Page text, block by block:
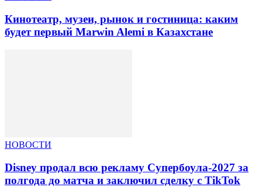
Кинотеатр, музеи, рынок и гостиница: каким
будет первый Marwin Alemi в Казахстане
НОВОСТИ
Disney продал всю рекламу Супербоула-2027 за
полгода до матча и заключил сделку с TikTok